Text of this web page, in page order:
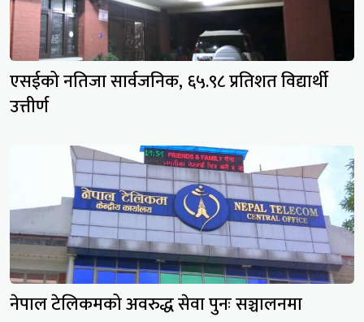
एसईको नतिजा सार्वजनिक, ६५.९८ प्रतिशत विद्यार्थी
उत्तीर्ण
नेपाल टेलिकमको अवरुद्ध सेवा पुनः सञ्चालनमा